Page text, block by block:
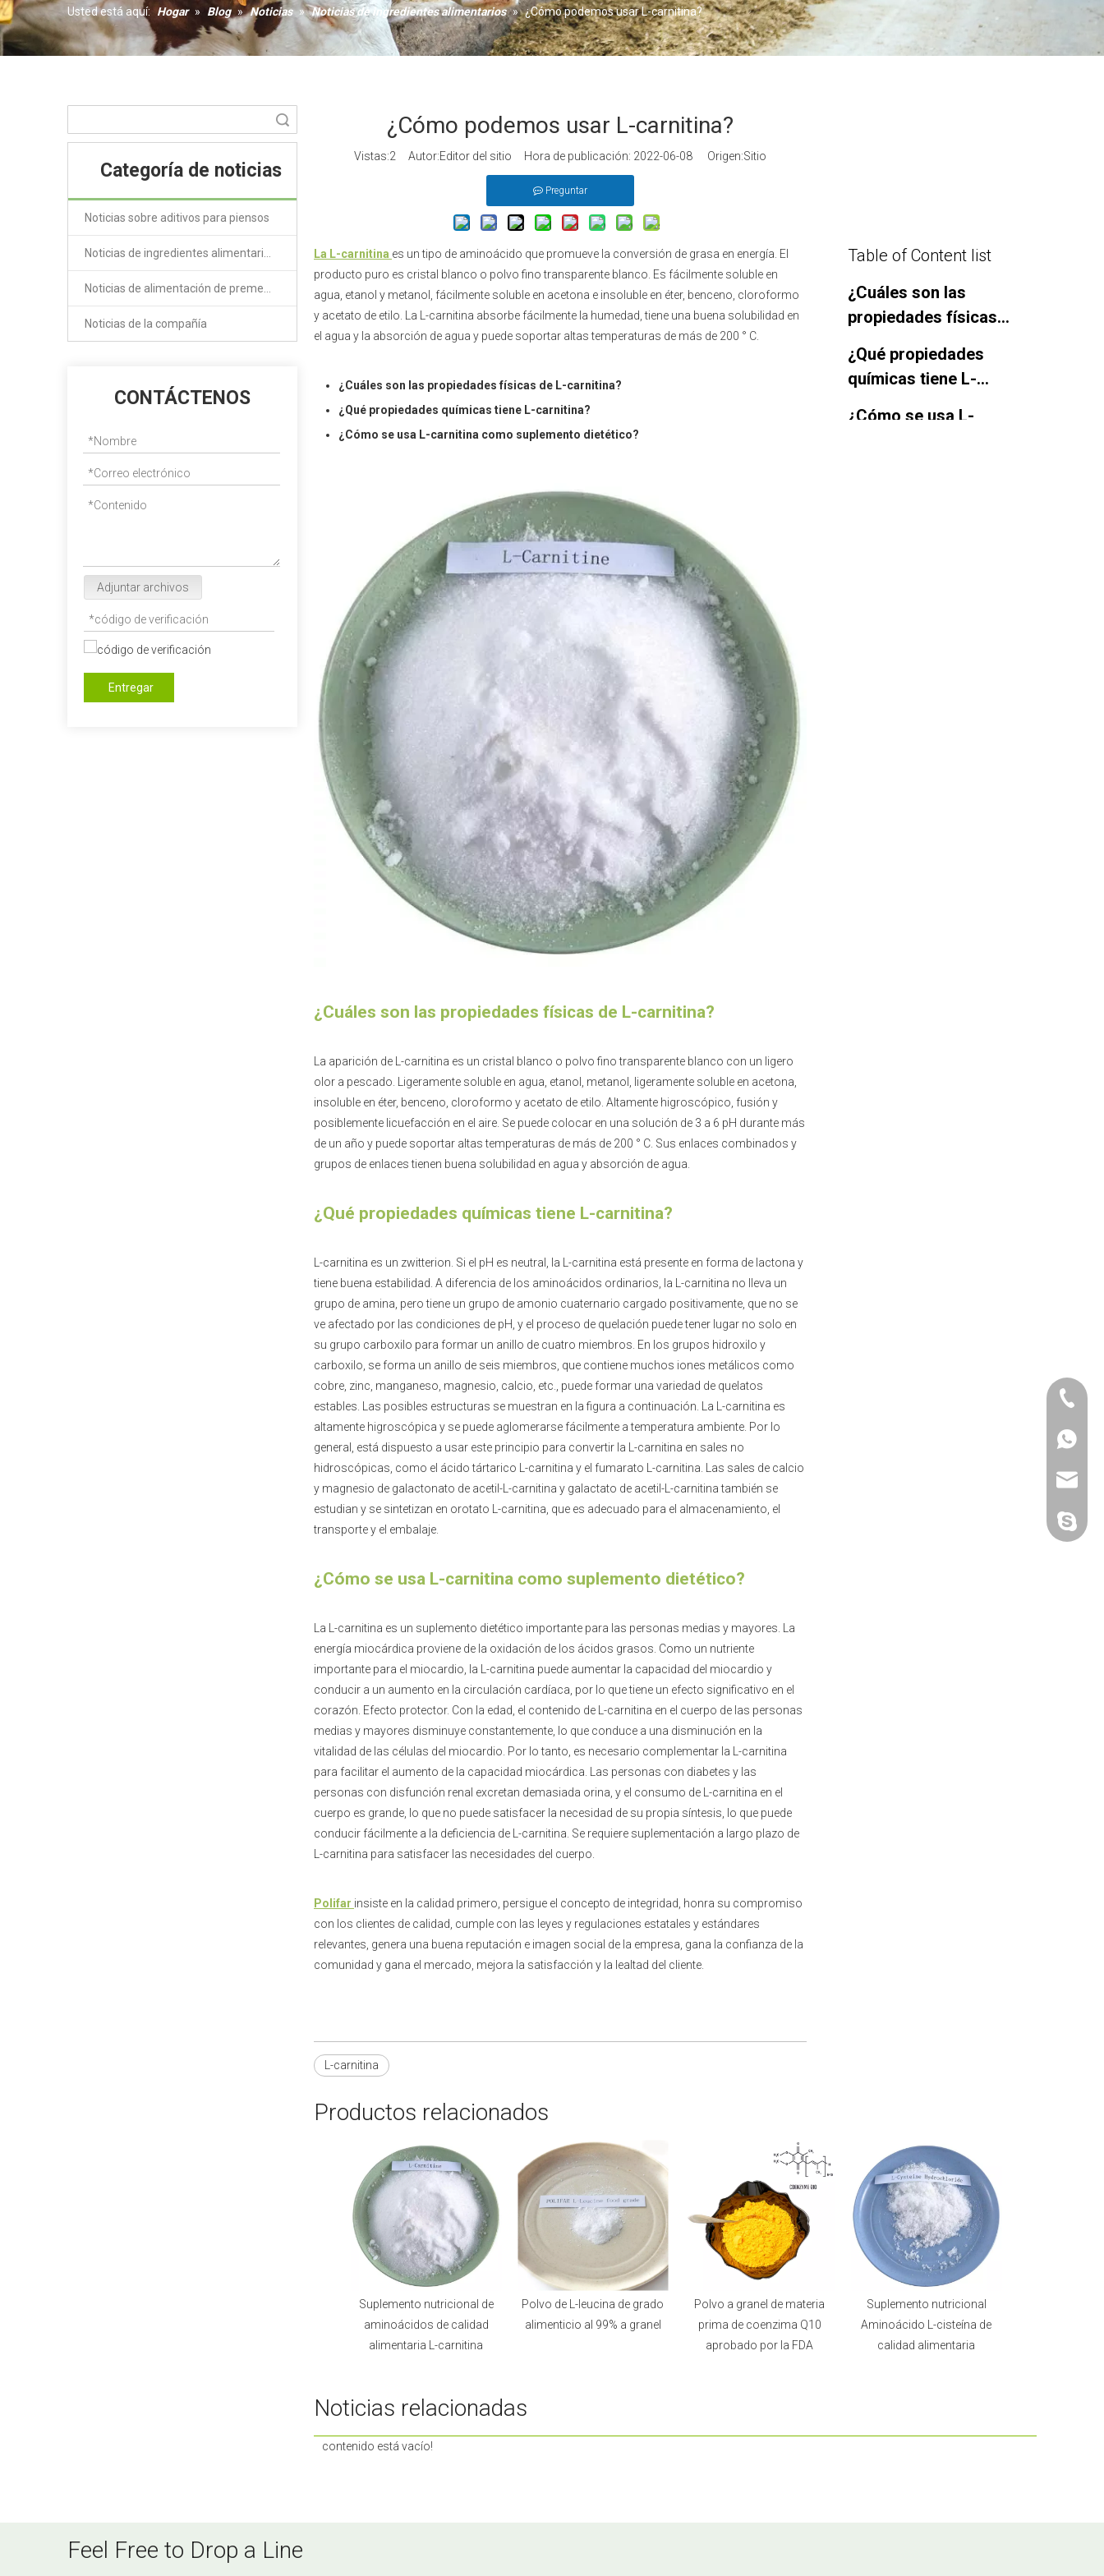
Coagulante
Aditivos alimentarios premezclados
Usted está aquí: Hogar » Blog » Noticias » Noticias de ingredientes alimentarios » ¿Cómo podemos usar L-carnitina?
Categoría de noticias
Noticias sobre aditivos para piensos
Noticias de la compañía
CONTÁCTENOS
Adjuntar archivos
Entregar
¿Cómo podemos usar L-carnitina?
Vistas:2 Autor:Editor del sitio Hora de publicación: 2022-06-08 Origen:Sitio
Preguntar
La L-carnitina es un tipo de aminoácido que promueve la conversión de grasa en energía. El
producto puro es cristal blanco o polvo fino transparente blanco. Es fácilmente soluble en
agua, etanol y metanol, fácilmente soluble en acetona e insoluble en éter, benceno, cloroformo
y acetato de etilo. La L-carnitina absorbe fácilmente la humedad, tiene una buena solubilidad en
el agua y la absorción de agua y puede soportar altas temperaturas de más de 200 ° C.
¿Cuáles son las propiedades físicas de L-carnitina?
¿Qué propiedades químicas tiene L-carnitina?
¿Cómo se usa L-carnitina como suplemento dietético?
¿Cuáles son las propiedades físicas de L-carnitina?
La aparición de L-carnitina es un cristal blanco o polvo fino transparente blanco con un ligero
olor a pescado. Ligeramente soluble en agua, etanol, metanol, ligeramente soluble en acetona,
insoluble en éter, benceno, cloroformo y acetato de etilo. Altamente higroscópico, fusión y
posiblemente licuefacción en el aire. Se puede colocar en una solución de 3 a 6 pH durante más
de un año y puede soportar altas temperaturas de más de 200 ° C. Sus enlaces combinados y
grupos de enlaces tienen buena solubilidad en agua y absorción de agua.
¿Qué propiedades químicas tiene L-carnitina?
L-carnitina es un zwitterion. Si el pH es neutral, la L-carnitina está presente en forma de lactona y
tiene buena estabilidad. A diferencia de los aminoácidos ordinarios, la L-carnitina no lleva un
grupo de amina, pero tiene un grupo de amonio cuaternario cargado positivamente, que no se
ve afectado por las condiciones de pH, y el proceso de quelación puede tener lugar no solo en
su grupo carboxilo para formar un anillo de cuatro miembros. En los grupos hidroxilo y
carboxilo, se forma un anillo de seis miembros, que contiene muchos iones metálicos como
cobre, zinc, manganeso, magnesio, calcio, etc., puede formar una variedad de quelatos
estables. Las posibles estructuras se muestran en la figura a continuación. La L-carnitina es
altamente higroscópica y se puede aglomerarse fácilmente a temperatura ambiente. Por lo
general, está dispuesto a usar este principio para convertir la L-carnitina en sales no
hidroscópicas, como el ácido tártarico L-carnitina y el fumarato L-carnitina. Las sales de calcio
y magnesio de galactonato de acetil-L-carnitina y galactato de acetil-L-carnitina también se
estudian y se sintetizan en orotato L-carnitina, que es adecuado para el almacenamiento, el
transporte y el embalaje.
¿Cómo se usa L-carnitina como suplemento dietético?
La L-carnitina es un suplemento dietético importante para las personas medias y mayores. La
energía miocárdica proviene de la oxidación de los ácidos grasos. Como un nutriente
importante para el miocardio, la L-carnitina puede aumentar la capacidad del miocardio y
conducir a un aumento en la circulación cardíaca, por lo que tiene un efecto significativo en el
corazón. Efecto protector. Con la edad, el contenido de L-carnitina en el cuerpo de las personas
medias y mayores disminuye constantemente, lo que conduce a una disminución en la
vitalidad de las células del miocardio. Por lo tanto, es necesario complementar la L-carnitina
para facilitar el aumento de la capacidad miocárdica. Las personas con diabetes y las
personas con disfunción renal excretan demasiada orina, y el consumo de L-carnitina en el
cuerpo es grande, lo que no puede satisfacer la necesidad de su propia síntesis, lo que puede
conducir fácilmente a la deficiencia de L-carnitina. Se requiere suplementación a largo plazo de
L-carnitina para satisfacer las necesidades del cuerpo.
Polifar insiste en la calidad primero, persigue el concepto de integridad, honra su compromiso
con los clientes de calidad, cumple con las leyes y regulaciones estatales y estándares
relevantes, genera una buena reputación e imagen social de la empresa, gana la confianza de la
comunidad y gana el mercado, mejora la satisfacción y la lealtad del cliente.
L-carnitina
Table of Content list
¿Cuáles son las
propiedades físicas
¿Qué propiedades
químicas tiene L-
¿Cómo se usa L-
Productos relacionados
Suplemento nutricional de
aminoácidos de calidad
alimentaria L-carnitina
Polvo de L-leucina de grado
alimenticio al 99% a granel
Polvo a granel de materia
prima de coenzima Q10
aprobado por la FDA
Suplemento nutricional
Aminoácido L-cisteína de
calidad alimentaria
Noticias relacionadas
contenido está vacío!
Feel Free to Drop a Line
+86-25-
+86-20-
+86-25-
+86-
grupo-